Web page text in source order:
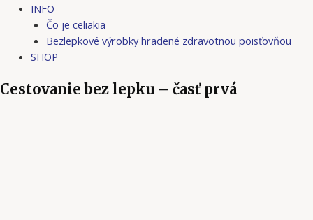
INFO
Čo je celiakia
Bezlepkové výrobky hradené zdravotnou poisťovňou
SHOP
Cestovanie bez lepku – časť prvá